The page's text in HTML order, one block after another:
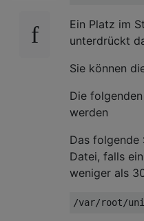
Ein Platz im
unterdrückt
Sie können
Die
werden
Das
Datei, falls
weniger als